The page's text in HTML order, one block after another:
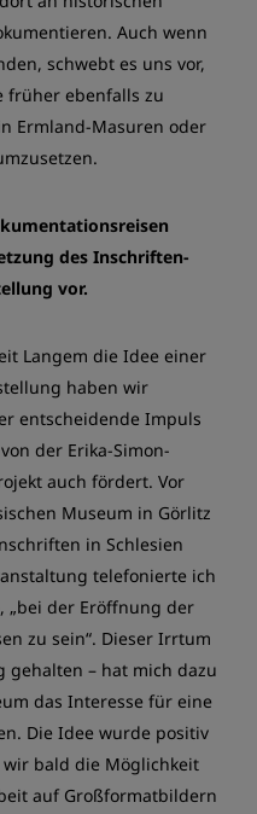
Auch wenn
schwebt es uns vor,
früher ebenfalls zu
Ermland-Masuren oder
des Inschriften-
vor.
Langem die Idee einer
haben wir
entscheidende Impuls
der Erika-Simon-
auch fördert. Vor
Museum in Görlitz
in Schlesien
telefonierte ich
„bei der Eröffnung der
zu sein“. Dieser Irrtum
gehalten – hat mich dazu
das Interesse für eine
Die Idee wurde positiv
bald die Möglichkeit
auf Großformatbildern